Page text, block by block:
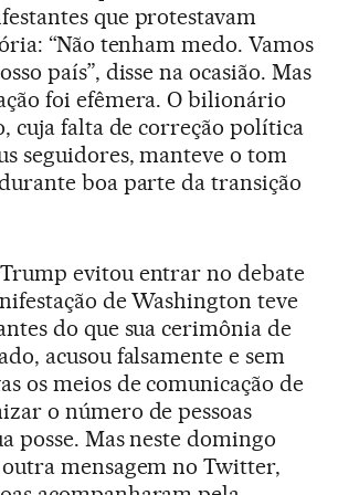
que protestavam
“Não tenham medo. Vamos
país”, disse na ocasião. Mas
foi efêmera. O bilionário
cuja falta de correção política
seguidores, manteve o tom
boa parte da transição
evitou entrar no debate
de Washington teve
do que sua cerimônia de
acusou falsamente e sem
os meios de comunicação de
o número de pessoas
posse. Mas neste domingo
mensagem no Twitter,